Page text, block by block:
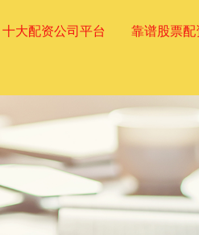
十大配资公司平台 靠谱股票